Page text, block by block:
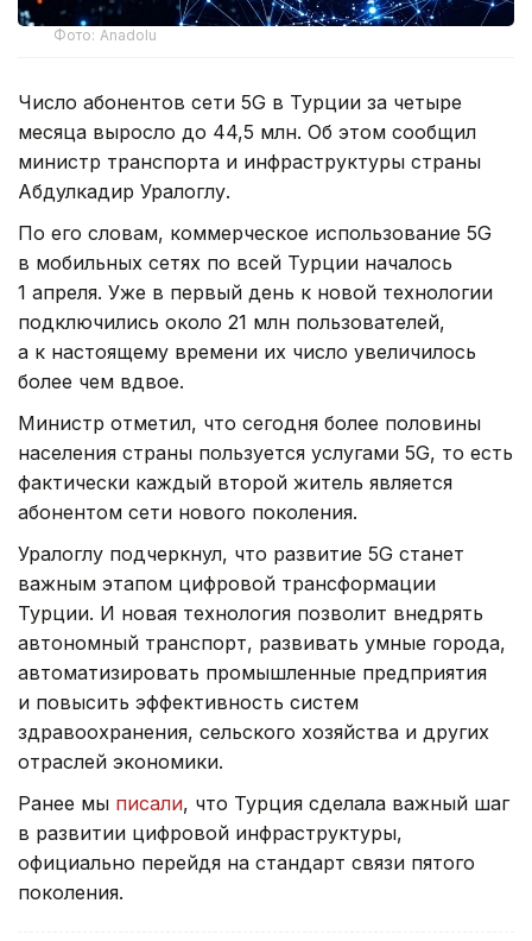
Фото: Anadolu
Число абонентов сети 5G в Турции за четыре
месяца выросло до 44,5 млн. Об этом сообщил
министр транспорта и инфраструктуры страны
Абдулкадир Уралоглу.
По его словам, коммерческое использование 5G
в мобильных сетях по всей Турции началось
1 апреля. Уже в первый день к новой технологии
подключились около 21 млн пользователей,
а к настоящему времени их число увеличилось
более чем вдвое.
Министр отметил, что сегодня более половины
населения страны пользуется услугами 5G, то есть
фактически каждый второй житель является
абонентом сети нового поколения.
Уралоглу подчеркнул, что развитие 5G станет
важным этапом цифровой трансформации
Турции. И новая технология позволит внедрять
автономный транспорт, развивать умные города,
автоматизировать промышленные предприятия
и повысить эффективность систем
здравоохранения, сельского хозяйства и других
отраслей экономики.
Ранее мы писали, что Турция сделала важный шаг
в развитии цифровой инфраструктуры,
официально перейдя на стандарт связи пятого
поколения.